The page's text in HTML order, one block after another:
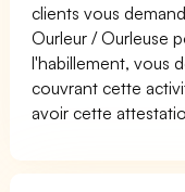
clients vous
Ourleur / Ourleuse
l'habillement, vous
couvrant cette
avoir cette